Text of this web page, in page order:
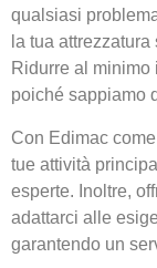
qualsiasi
la tua
Ridurre al minimo
poiché sappiamo
Con Edimac
tue attività
esperte. Inoltre,
adattarci alle
garantendo un